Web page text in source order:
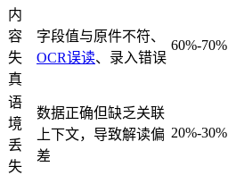
内
容
失
真
字段值与原件不符、
OCR误读、录入错误
60%-70%
语
境
丢
失
数据正确但缺乏关联
上下文，导致解读偏
差
20%-30%